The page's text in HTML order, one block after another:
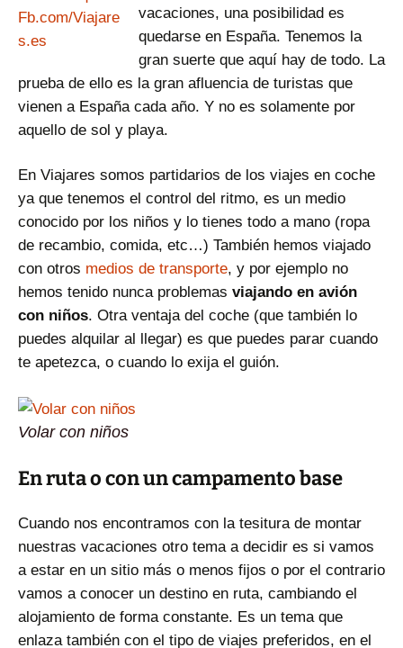
vacaciones, una posibilidad es
quedarse en España. Tenemos la
gran suerte que aquí hay de todo. La
prueba de ello es la gran afluencia de turistas que
vienen a España cada año. Y no es solamente por
aquello de sol y playa.
En Viajares somos partidarios de los viajes en coche
ya que tenemos el control del ritmo, es un medio
conocido por los niños y lo tienes todo a mano (ropa
de recambio, comida, etc…) También hemos viajado
con otros medios de transporte, y por ejemplo no
hemos tenido nunca problemas viajando en avión
con niños. Otra ventaja del coche (que también lo
puedes alquilar al llegar) es que puedes parar cuando
te apetezca, o cuando lo exija el guión.
Volar con niños
En ruta o con un campamento base
Cuando nos encontramos con la tesitura de montar
nuestras vacaciones otro tema a decidir es si vamos
a estar en un sitio más o menos fijos o por el contrario
vamos a conocer un destino en ruta, cambiando el
alojamiento de forma constante. Es un tema que
enlaza también con el tipo de viajes preferidos, en el